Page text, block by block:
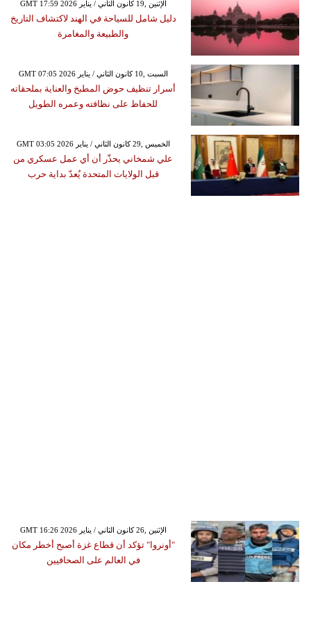
GMT 17:59 2026 الإثنين ,19 كانون الثاني / يناير
دليل شامل للسياحة في الهند لاكتشاف التاريخ
والطبيعة والمغامرة
GMT 07:05 2026 السبت ,10 كانون الثاني / يناير
أسرار تنظيف حوض المطبخ والعناية بملحقاته
للحفاظ على نظافته وعمره الطويل
GMT 03:05 2026 الخميس ,29 كانون الثاني / يناير
علي شمخاني يحذّر أن أي عمل عسكري من
قبل الولايات المتحدة يُعدّ بداية حرب
GMT 16:26 2026 الإثنين ,26 كانون الثاني / يناير
"أونروا" تؤكد أن قطاع غزة أصبح أخطر مكان
في العالم على الصحافيين